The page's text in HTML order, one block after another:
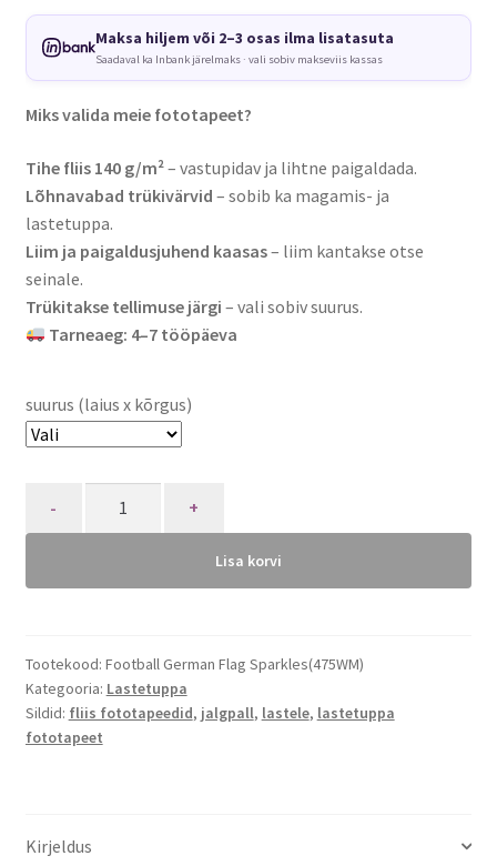
€19.90
through
€97.00
Maksa hiljem või 2–3 osas ilma lisatasuta
Saadaval ka Inbank järelmaks · vali sobiv makseviis kassas
Miks valida meie fototapeet?
Tihe fliis 140 g/m²– vastupidav ja lihtne paigaldada.
Lõhnavabad trükivärvid – sobib ka magamis- ja
lastetuppa.
Liim ja paigaldusjuhend kaasas– liim kantakse otse
seinale.
Trükitakse tellimuse järgi – vali sobiv suurus.
Tarneaeg: 4–7 tööpäeva
suurus (laius x kõrgus)
Lisa korvi
Tootekood: Football German Flag Sparkles(475WM)
Kategooria: Lastetuppa
Sildid: fliis fototapeedid, jalgpall, lastele, lastetuppa
fototapeet
Kirjeldus